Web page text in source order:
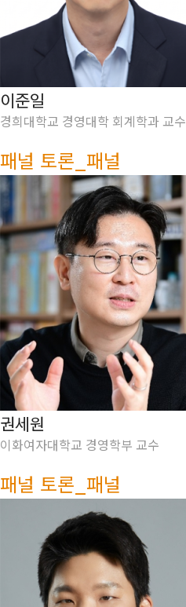
이준일
경희대학교 경영대학 회계학과 교수
패널 토론_패널
권세원
이화여자대학교 경영학부 교수
패널 토론_패널